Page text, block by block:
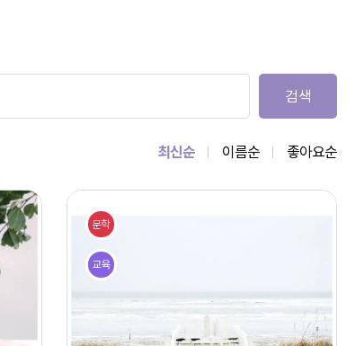
검색
최신순 이름순 좋아요순
문학
교육